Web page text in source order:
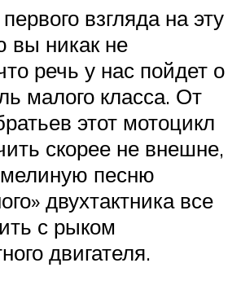
взгляда на эту
вы никак не
речь у нас пойдет о
малого класса. От
этот мотоцикл
скорее не внешне,
песню
двухтактника все
с рыком
двигателя.